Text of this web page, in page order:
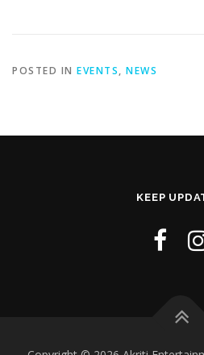
POSTED IN EVENTS, NEWS
KEEP